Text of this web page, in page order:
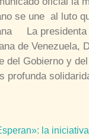
se une al luto
La presidenta
de Venezuela,
del Gobierno y
profunda
la